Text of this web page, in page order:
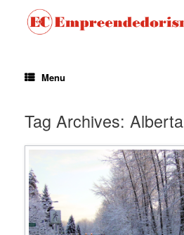
Menu
Tag Archives: Alberta